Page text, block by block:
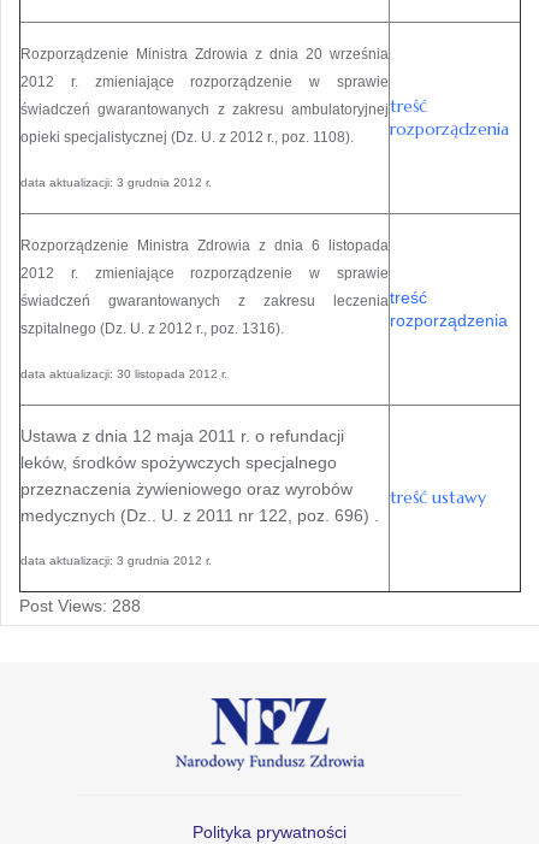
Rozporządzenie Ministra Zdrowia z dnia 20 września
2012 r. zmieniające rozporządzenie w sprawie
świadczeń gwarantowanych z zakresu ambulatoryjnej
opieki specjalistycznej (Dz. U. z 2012 r., poz. 1108).
data aktualizacji: 3 grudnia 2012 r.
treść
rozporządzenia
Rozporządzenie Ministra Zdrowia z dnia 6 listopada
2012 r. zmieniające rozporządzenie w sprawie
świadczeń gwarantowanych z zakresu leczenia
szpitalnego (Dz. U. z 2012 r., poz. 1316).
data aktualizacji: 30 listopada 2012 r.
treść
rozporządzenia
Ustawa z dnia 12 maja 2011 r. o refundacji
leków, środków spożywczych specjalnego
przeznaczenia żywieniowego oraz wyrobów
medycznych (Dz.. U. z 2011 nr 122, poz. 696) .
data aktualizacji: 3 grudnia 2012 r.
treść ustawy
Post Views: 288
Polityka prywatności